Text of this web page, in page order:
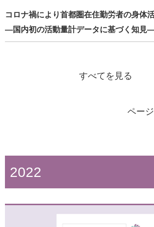
報） ―活動量計を用いた三大都市圏での
コロナ禍により首都圏在住勤労者の身体
―国内初の活動量計データに基づく知見
2023年9月8日
男子高校生の学校運動部退部に関連する
ヵ月の追跡調査に基づく国内初の知見―
すべてを見る
ペー
2022